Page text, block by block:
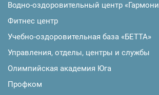
Водно-оздоровительный центр
Фитнес центр
Учебно-оздоровительная база «БЕТТА»
Управления, отделы, центры и службы
Олимпийская академия Юга
Профком